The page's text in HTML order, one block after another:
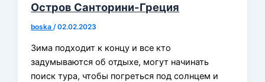
Остров Санторини-Греция
boska/02.02.2023
Зима подходит к концу и все кто
задумываются об отдыхе, могут начинать
поиск тура, чтобы погреться под солнцем и